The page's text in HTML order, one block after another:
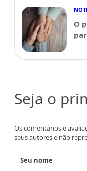
O
Seja o
Os comentários e
seus autores e não
Seu nome